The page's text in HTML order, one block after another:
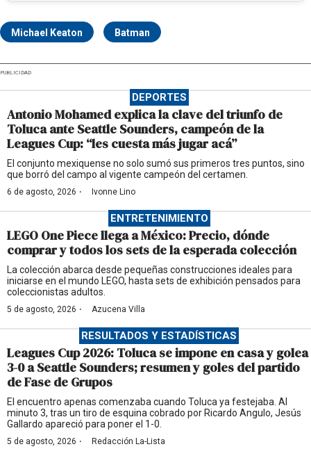
Michael Keaton Batman
PUBLICIDAD
DEPORTES
Antonio Mohamed explica la clave del triunfo de
Toluca ante Seattle Sounders, campeón de la
Leagues Cup: “les cuesta más jugar acá”
El conjunto mexiquense no solo sumó sus primeros tres puntos, sino
que borró del campo al vigente campeón del certamen.
6 de agosto, 2026 · Ivonne Lino
ENTRETENIMIENTO
LEGO One Piece llega a México: Precio, dónde
comprar y todos los sets de la esperada colección
La colección abarca desde pequeñas construcciones ideales para
iniciarse en el mundo LEGO, hasta sets de exhibición pensados para
coleccionistas adultos.
5 de agosto, 2026 · Azucena Villa
RESULTADOS Y ESTADÍSTICAS
Leagues Cup 2026: Toluca se impone en casa y golea
3-0 a Seattle Sounders; resumen y goles del partido
de Fase de Grupos
El encuentro apenas comenzaba cuando Toluca ya festejaba. Al
minuto 3, tras un tiro de esquina cobrado por Ricardo Angulo, Jesús
Gallardo apareció para poner el 1-0.
5 de agosto, 2026 · Redacción La-Lista